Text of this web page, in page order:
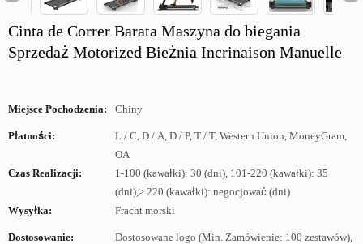
Cinta de Correr Barata Maszyna do biegania
Sprzedaż Motorized Bieżnia Incrinaison Manuelle
Miejsce Pochodzenia: Chiny
Płatności:
L / C, D / A, D / P, T / T, Western Union, MoneyGram,
OA
Czas Realizacji:
1-100 (kawałki): 30 (dni), 101-220 (kawałki): 35
(dni),> 220 (kawałki): negocjować (dni)
Wysyłka:
Fracht morski
Dostosowanie:
Dostosowane logo (Min. Zamówienie: 100 zestawów),